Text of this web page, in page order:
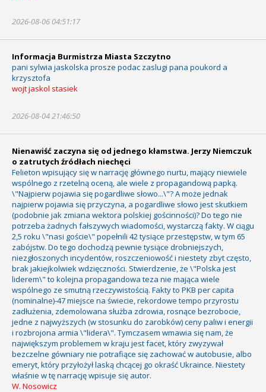
2026-08-06 04:51:17
Informacja Burmistrza Miasta Szczytno
pani sylwia jaskolska prosze podac zaslugi pana poukord a
krzysztofa
wojt jaskol stasiek
2026-08-04 21:46:50
Nienawiść zaczyna się od jednego kłamstwa. Jerzy Niemczuk
o zatrutych źródłach niechęci
Felieton wpisujący się w narrację głównego nurtu, mający niewiele
wspólnego z rzetelną oceną, ale wiele z propagandową papką.
\"Najpierw pojawia się pogardliwe słowo...\"? A może jednak
najpierw pojawia się przyczyna, a pogardliwe słowo jest skutkiem
(podobnie jak zmiana wektora polskiej gościnności)? Do tego nie
potrzeba żadnych fałszywych wiadomości, wystarczą fakty. W ciągu
2,5 roku \"nasi goście\" popełnili 42 tysiące przestępstw, w tym 65
zabójstw. Do tego dochodzą pewnie tysiące drobniejszych,
niezgłoszonych incydentów, roszczeniowość i niestety zbyt często,
brak jakiejkolwiek wdzięczności. Stwierdzenie, że \"Polska jest
liderem\" to kolejna propagandowa teza nie mająca wiele
wspólnego ze smutną rzeczywistością. Fakty to PKB per capita
(nominalne)-47 miejsce na świecie, rekordowe tempo przyrostu
zadłużenia, zdemolowana służba zdrowia, rosnące bezrobocie,
jedne z najwyższych (w stosunku do zarobków) ceny paliw i energii
i rozbrojona armia \"lidera\". Tymczasem wmawia się nam, że
największym problemem w kraju jest facet, który zwyzywał
bezczelne gówniary nie potrafiące się zachować w autobusie, albo
emeryt, który przyłożył laską chcącej go okraść Ukraince. Niestety
właśnie w tę narrację wpisuje się autor.
W. Nosowicz